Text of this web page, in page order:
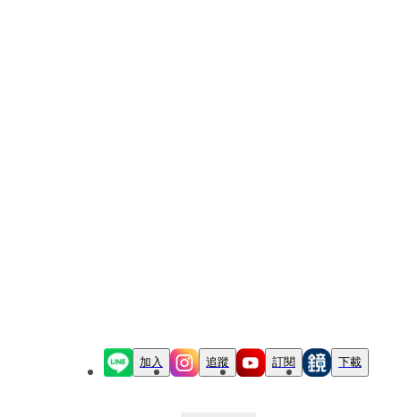
加入 追蹤 訂閱 下載